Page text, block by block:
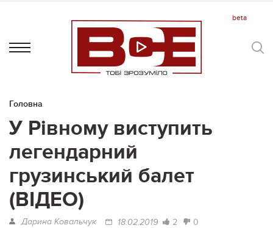
Головна
У Рівному виступить
легендарний
грузинський балет
(ВІДЕО)
Дарина Ковальчук 18.02.2019 2 0